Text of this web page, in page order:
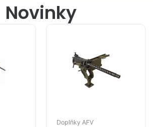
Novinky
Doplňky AFV